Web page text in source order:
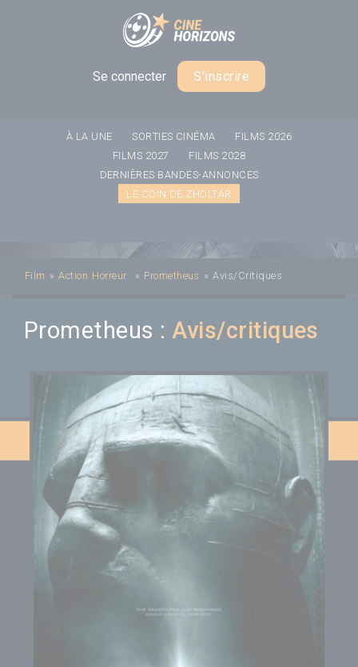
Se connecter S'inscrire
À LA UNE SORTIES CINÉMA
FILMS 2026
FILMS 2027
FILMS 2028
DERNIÈRES BANDES-ANNONCES
LE COIN DE ZHOLTAR
Film » Action Horreur » Prometheus » Avis/Critiques
Prometheus : Avis/critiques
Panneau de gestion des cookies